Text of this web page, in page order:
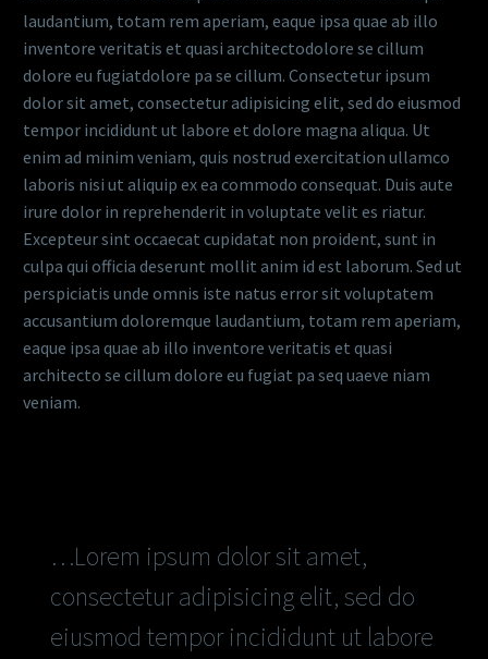
laudantium, totam rem aperiam, eaque ipsa quae ab illo
inventore veritatis et quasi architectodolore se cillum
dolore eu fugiatdolore pa se cillum. Consectetur ipsum
dolor sit amet, consectetur adipisicing elit, sed do eiusmod
tempor incididunt ut labore et dolore magna aliqua. Ut
enim ad minim veniam, quis nostrud exercitation ullamco
laboris nisi ut aliquip ex ea commodo consequat. Duis aute
irure dolor in reprehenderit in voluptate velit es riatur.
Excepteur sint occaecat cupidatat non proident, sunt in
culpa qui officia deserunt mollit anim id est laborum. Sed ut
perspiciatis unde omnis iste natus error sit voluptatem
accusantium doloremque laudantium, totam rem aperiam,
eaque ipsa quae ab illo inventore veritatis et quasi
architecto se cillum dolore eu fugiat pa seq uaeve niam
veniam.
…Lorem ipsum dolor sit amet,
consectetur adipisicing elit, sed do
eiusmod tempor incididunt ut labore